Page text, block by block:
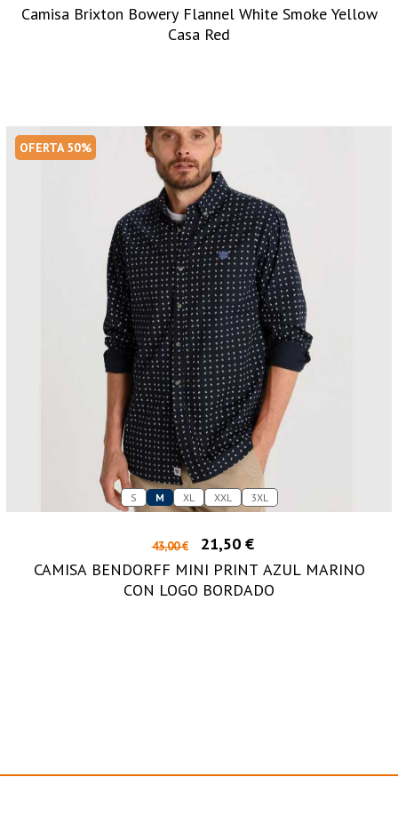
Camisa Brixton Bowery Flannel White Smoke Yellow
Casa Red
OFERTA 50%
S M XL XXL 3XL
43,00 €
21,50 €
CAMISA BENDORFF MINI PRINT AZUL MARINO
CON LOGO BORDADO